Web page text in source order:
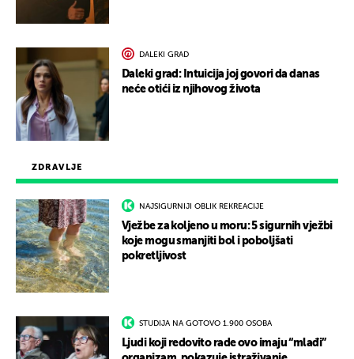
ZDRAVLJE
NAJSIGURNIJI OBLIK REKREACIJE
Vježbe za koljeno u moru: 5 sigurnih vježbi
koje mogu smanjiti bol i poboljšati
pokretljivost
STUDIJA NA GOTOVO 1.900 OSOBA
Ljudi koji redovito rade ovo imaju “mlađi”
DALEKI GRAD
Daleki grad: Intuicija joj govori da danas
neće otići iz njihovog života